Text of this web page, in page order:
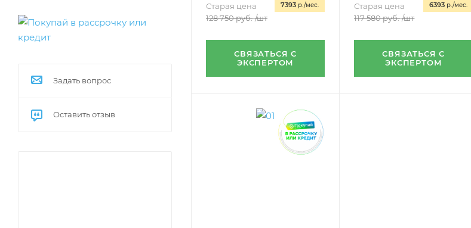
7393 р./мес.
Старая цена
128 750руб. /шт
СВЯЗАТЬСЯ С
ЭКСПЕРТОМ
6393р./мес.
Старая цена
117 580руб. /шт
СВЯЗАТЬСЯ С
ЭКСПЕРТОМ
Задать вопрос
Оставить отзыв